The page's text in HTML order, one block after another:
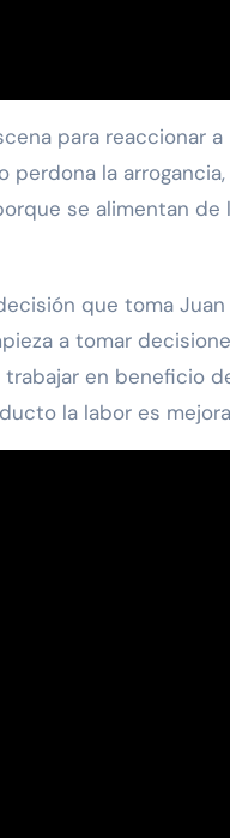
para reaccionar
perdona la
se alimentan de
que toma
a tomar
en beneficio
la labor es